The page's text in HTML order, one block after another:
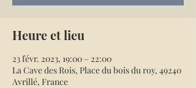
Heure et lieu
23 févr. 2023, 19:00 – 22:00
La Cave des Rois, Place du bois du roy, 49240
Avrillé, France